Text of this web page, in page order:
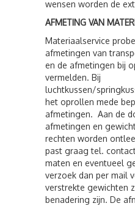
wensen worden de
AFMETING VAN
Materiaalservice
afmetingen van
en de afmetingen bij
vermelden. Bij
luchtkussen/
het oprollen mede
afmetingen. Aan de
afmetingen en
rechten worden
past graag tel.
maten en eventueel
verzoek dan per mail
verstrekte gewichten
benadering zijn. De